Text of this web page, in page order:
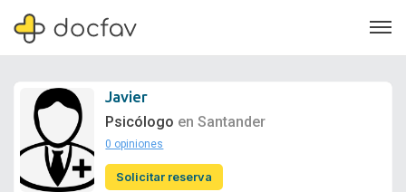
Soporte
Javier
Psicólogo en Santander
0 opiniones
Solicitar reserva